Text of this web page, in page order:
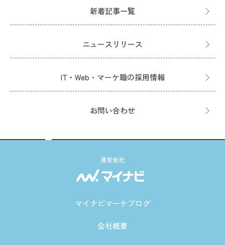
新着記事一覧
ニュースリリース
IT・Web・マーケ職の採用情報
お問い合わせ
運営会社
マイナビマーケブログ
会社概要